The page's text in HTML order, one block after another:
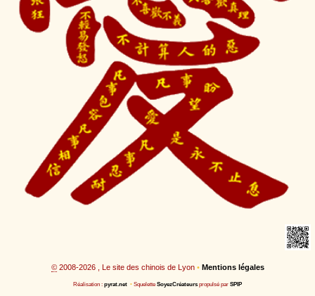
©2008-2026 , Le site des chinois de Lyon • Mentions légales
Réalisation : pyrat.net • Squelette SoyezCréateurs propulsé par SPIP